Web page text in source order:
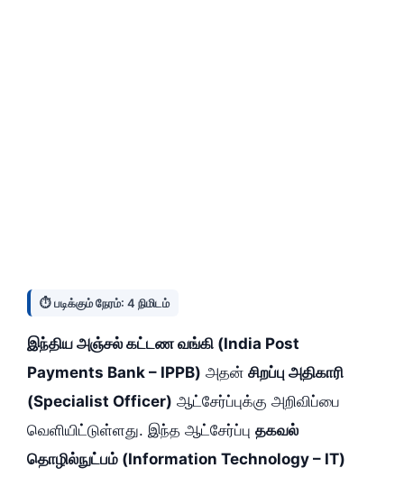
⏱️ படிக்கும் நேரம்: 4 நிமிடம்
இந்திய அஞ்சல் கட்டண வங்கி (India Post
Payments Bank – IPPB) அதன் சிறப்பு அதிகாரி
(Specialist Officer) ஆட்சேர்ப்புக்கு அறிவிப்பை
வெளியிட்டுள்ளது. இந்த ஆட்சேர்ப்பு தகவல்
தொழில்நுட்பம் (Information Technology – IT)